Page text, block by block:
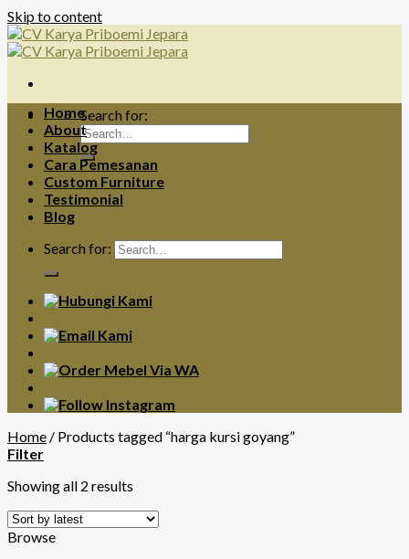
Skip to content
Search for:
Home
About
Katalog
Cara Pemesanan
Custom Furniture
Testimonial
Blog
Search for:
Home / Products tagged “harga kursi goyang”
Filter
Showing all 2 results
Browse